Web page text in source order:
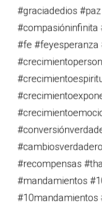
#graciadedios
#fe #feyesperanza
#recompensas
#mandamientos
#10mandamientos